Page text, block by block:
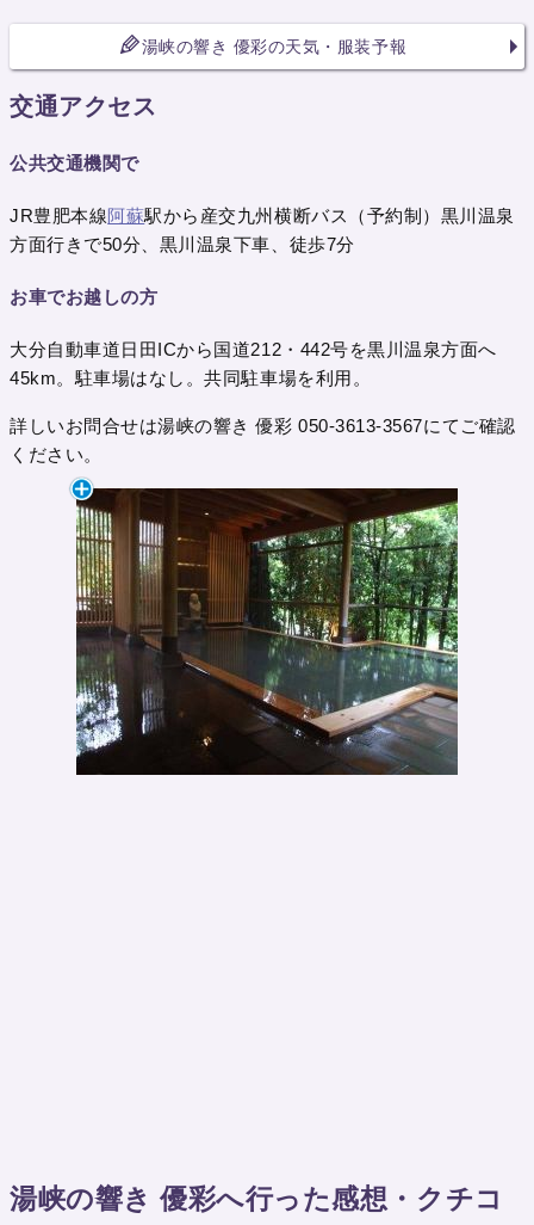
湯峡の響き 優彩の天気・服装予報
交通アクセス
公共交通機関で
JR豊肥本線阿蘇駅から産交九州横断バス（予約制）黒川温泉
方面行きで50分、黒川温泉下車、徒歩7分
お車でお越しの方
大分自動車道日田ICから国道212・442号を黒川温泉方面へ
45km。駐車場はなし。共同駐車場を利用。
詳しいお問合せは湯峡の響き 優彩 050-3613-3567にてご確認
ください。
湯峡の響き 優彩へ行った感想・クチコ